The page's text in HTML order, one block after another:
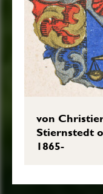
von
Stiernstedt
1865-